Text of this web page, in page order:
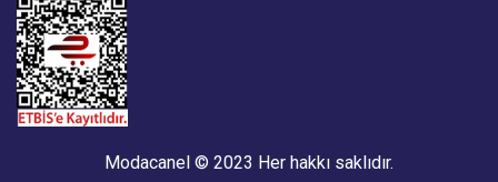
Modacanel © 2023 Her hakkı saklıdır.